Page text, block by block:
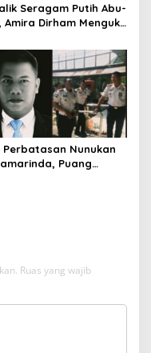
Seragam Putih Abu-
Amira Dirham Mengukir
Perbatasan Nunukan
Puang
Ruas yang wajib